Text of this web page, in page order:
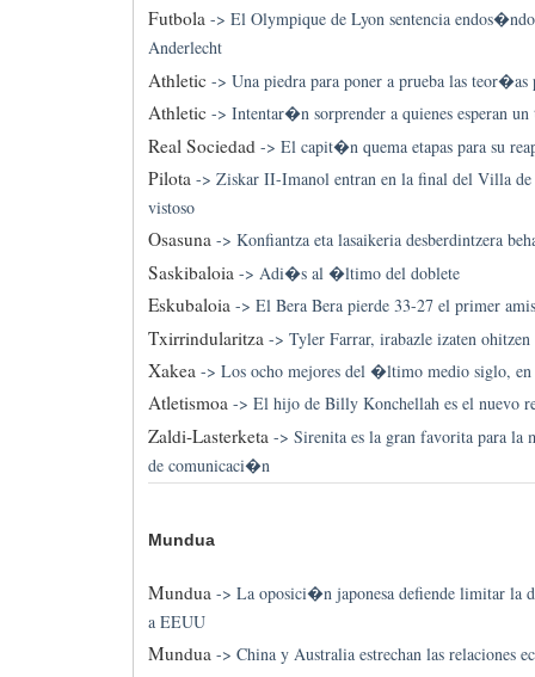
Futbola-> El Olympique de Lyon sentencia
Anderlecht
Athletic -> Una piedra para poner a prueba las teor�as
Athletic -> Intentar�n sorprender a quienes esperan
Real Sociedad -> El capit�n quema etapas para su
Pilota-> Ziskar II-Imanol entran en la final del Villa
vistoso
Osasuna-> Konfiantza eta lasaikeria desberdintzera
Saskibaloia -> Adi�s al �ltimo del doblete
Eskubaloia-> El Bera Bera pierde 33-27 el primer
Txirrindularitza -> Tyler Farrar, irabazle izaten
Xakea-> Los ocho mejores del �ltimo medio siglo,
Atletismoa-> El hijo de Billy Konchellah es el nuevo
Zaldi-Lasterketa -> Sirenita es la gran favorita para la
de comunicaci�n
Mundua
Mundua -> La oposici�n japonesa defiende limitar la
a EEUU
Mundua-> China y Australia estrechan las relaciones